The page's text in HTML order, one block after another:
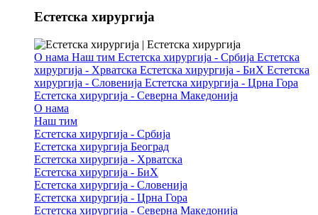
Естетска хирургија
О нама Наш тим Естетска хирургија - Србија Естетска
хирургија - Хрватска Естетска хирургија - БиХ Естетска
хирургија - Словенија Естетска хирургија - Црна Гора
Естетска хирургија - Северна Македонија
О нама
Наш тим
Естетска хирургија - Србија
Естетска хирургија Београд
Естетска хирургија - Хрватска
Естетска хирургија - БиХ
Естетска хирургија - Словенија
Естетска хирургија - Црна Гора
Естетска хирургија - Северна Македонија